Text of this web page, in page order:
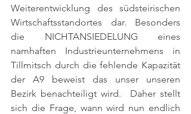
Weiterentwicklung des südsteirischen
Wirtschaftsstandortes dar. Besonders
die NICHTANSIEDELUNG eines
namhaften Industrieunternehmens in
Tillmitsch durch die fehlende Kapazität
der A9 beweist das unser unseren
Bezirk benachteiligt wird.  Daher stellt
sich die Frage, wann wird nun endlich